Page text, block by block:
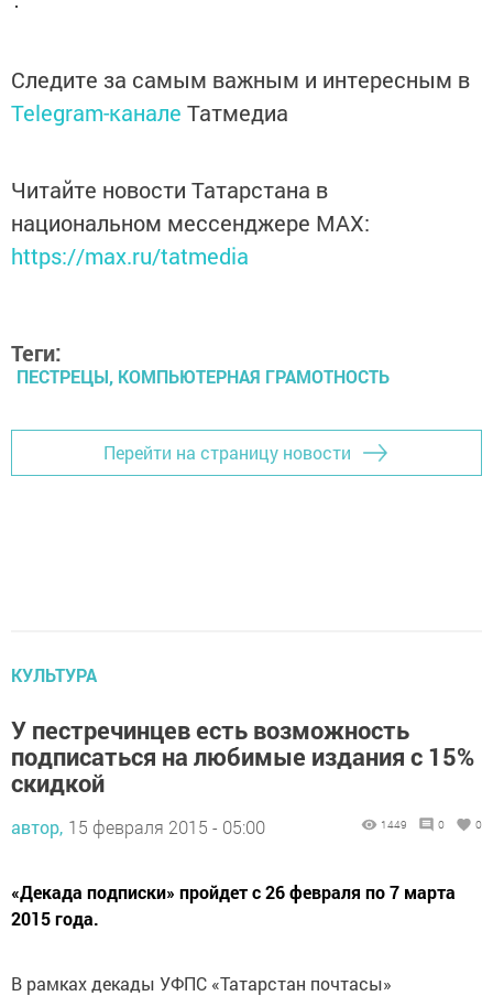
Следите за самым важным и интересным в
Telegram-канале Татмедиа
Читайте новости Татарстана в
национальном мессенджере MАХ:
https://max.ru/tatmedia
Теги:
ПЕСТРЕЦЫ, КОМПЬЮТЕРНАЯ ГРАМОТНОСТЬ
Перейти на страницу новости
КУЛЬТУРА
У пестречинцев есть возможность
подписаться на любимые издания с 15%
скидкой
автор, 15 февраля 2015 - 05:00 1449 0 0
«Декада подписки» пройдет с 26 февраля по 7 марта
2015 года.
В рамках декады УФПС «Татарстан почтасы»